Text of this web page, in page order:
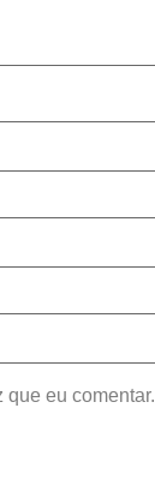
eu comentar.